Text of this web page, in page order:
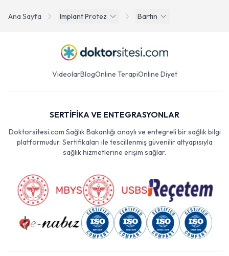
Ana Sayfa Implant Protez Bartın
VideolarBlogOnline TerapiOnline Diyet
SERTİFİKA VE ENTEGRASYONLAR
Doktorsitesi.com Sağlık Bakanlığı onaylı ve entegreli bir sağlık bilgi
platformudur. Sertifikaları ile tescillenmiş güvenilir altyapısıyla
sağlık hizmetlerine erişim sağlar.